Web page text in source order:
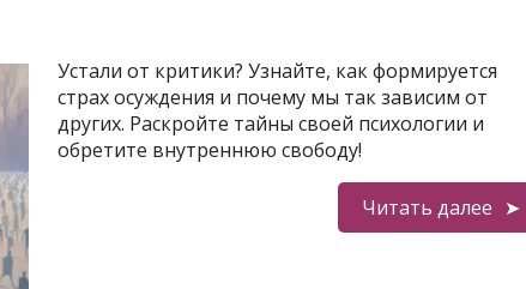
Устали от критики? Узнайте, как формируется
страх осуждения и почему мы так зависим от
других. Раскройте тайны своей психологии и
обретите внутреннюю свободу!
Читать далее